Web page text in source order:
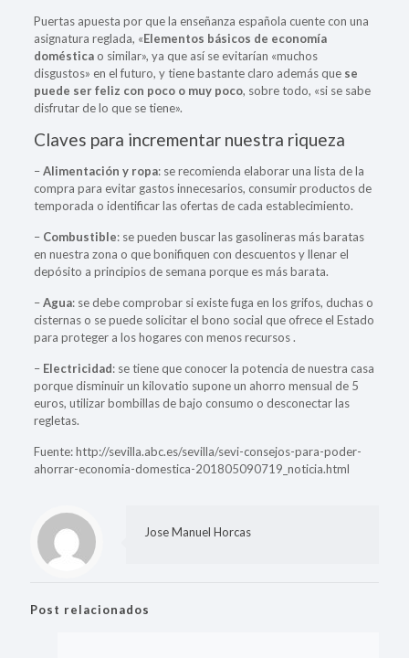
Puertas apuesta por que la enseñanza española cuente con una
asignatura reglada, «Elementos básicos de economía
doméstica o similar», ya que así se evitarían «muchos
disgustos» en el futuro, y tiene bastante claro además que se
puede ser feliz con poco o muy poco, sobre todo, «si se sabe
disfrutar de lo que se tiene».
Claves para incrementar nuestra riqueza
–Alimentación y ropa: se recomienda elaborar una lista de la
compra para evitar gastos innecesarios, consumir productos de
temporada o identificar las ofertas de cada establecimiento.
– Combustible: se pueden buscar las gasolineras más baratas
en nuestra zona o que bonifiquen con descuentos y llenar el
depósito a principios de semana porque es más barata.
–Agua: se debe comprobar si existe fuga en los grifos, duchas o
cisternas o se puede solicitar el bono social que ofrece el Estado
para proteger a los hogares con menos recursos .
– Electricidad: se tiene que conocer la potencia de nuestra casa
porque disminuir un kilovatio supone un ahorro mensual de 5
euros, utilizar bombillas de bajo consumo o desconectar las
regletas.
Fuente: http://sevilla.abc.es/sevilla/sevi-consejos-para-poder-
ahorrar-economia-domestica-201805090719_noticia.html
Jose Manuel Horcas
Post relacionados